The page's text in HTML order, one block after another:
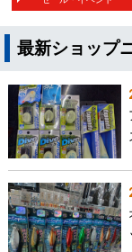
最新ショップ